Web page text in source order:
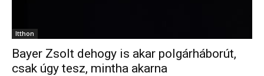
Itthon
Bayer Zsolt dehogy is akar polgárháborút,
csak úgy tesz, mintha akarna